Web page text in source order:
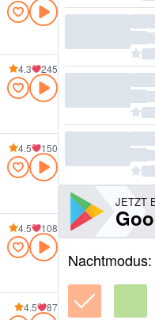
4.3 245
4.5 150
4.5 108
4.5 87
JETZT
Nachtmodus: